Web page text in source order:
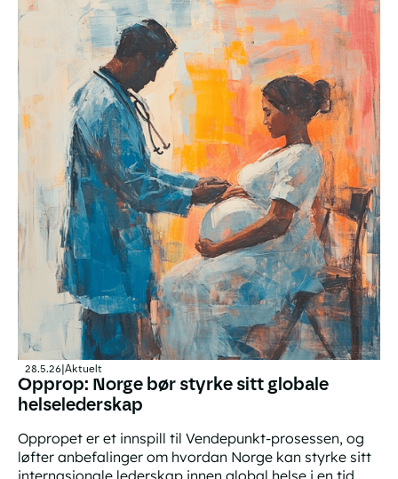
organisasjoners framtid. Men det er ikke deres
framtid denne støtten først og fremst skal sikre.
28.5.26 Aktuelt
Opprop: Norge bør styrke sitt globale
helselederskap
Oppropet er et innspill til Vendepunkt-prosessen, og
løfter anbefalinger om hvordan Norge kan styrke sitt
internasjonale lederskap innen global helse i en tid